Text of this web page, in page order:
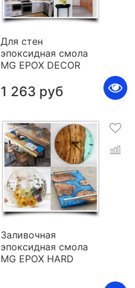
Для стен
эпоксидная смола
MG EPOX DECOR
1 263 руб
Заливочная
эпоксидная смола
MG EPOX HARD